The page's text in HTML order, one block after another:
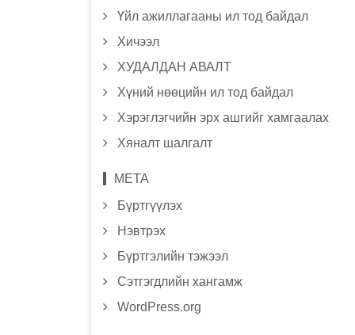
Үйл ажиллагааны ил тод байдал
Хичээл
ХУДАЛДАН АВАЛТ
Хүний нөөцийн ил тод байдал
Хэрэглэгчийн эрх ашгийг хамгаалах
Хяналт шалгалт
МЕТА
Бүртгүүлэх
Нэвтрэх
Бүртгэлийн тэжээл
Сэтгэгдлийн хангамж
WordPress.org